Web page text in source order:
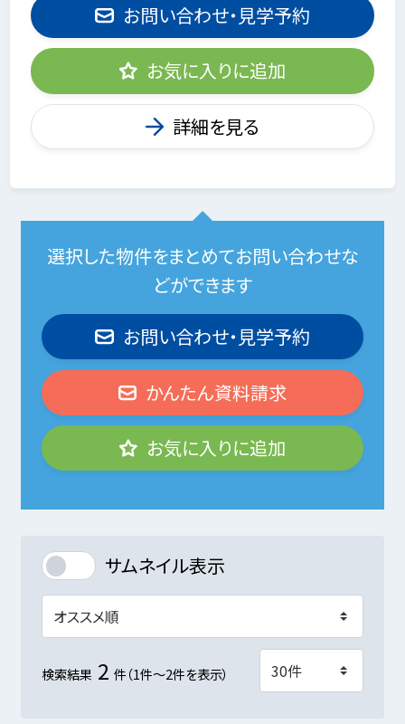
お問い合わせ・見学予約
お気に入りに追加
詳細を見る
選択した物件をまとめてお問い合わせな
どができます
お問い合わせ・見学予約
かんたん資料請求
お気に入りに追加
サムネイル表示
検索結果 2 件（1件～2件を表示）